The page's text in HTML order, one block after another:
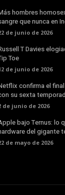
hombres
que nunca en
de junio de 2026
T Davies
Toe
de junio de 2026
confirma el
su sexta
de junio de 2026
bajo Ternus: lo
del gigante
de mayo de 2026